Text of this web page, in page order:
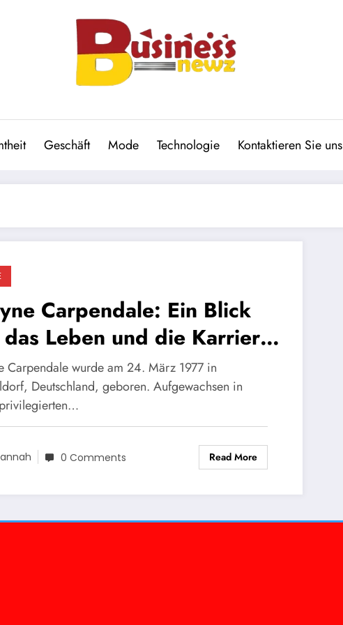
Geschäft Mode Technologie Kontaktieren Sie uns
Carpendale: Ein Blick
Leben und die Karriere
beliebten Entertainers
Carpendale wurde am 24. März 1977 in
Deutschland, geboren. Aufgewachsen in
0 Comments Read More